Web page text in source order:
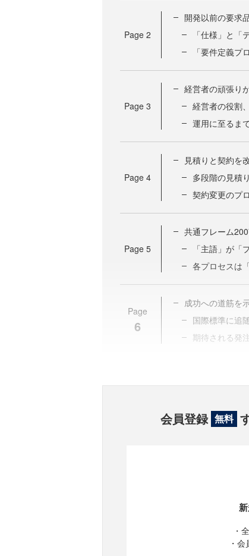
Page 2
開発以前の要求
「仕様」と「
「要件定義プ
Page 3
経営者の頑張り
経営者の役割
運用に至るま
Page 4
見積りと契約を
多段階の見積
契約変更のプ
Page 5
共通フレーム
「主語」が「
各プロセスは
Page
6
成功への道筋を
国際標準に追
期待される発
会員登録 無料
・
・